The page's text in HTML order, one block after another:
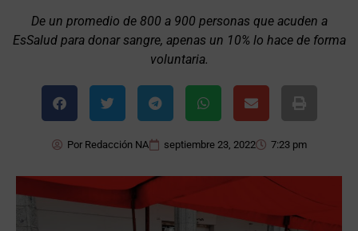
De un promedio de 800 a 900 personas que acuden a
EsSalud para donar sangre, apenas un 10% lo hace de forma
voluntaria.
PorRedacción NA septiembre 23, 2022 7:23 pm